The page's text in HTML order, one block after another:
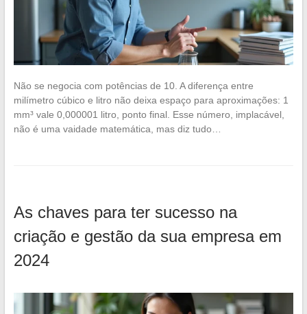
Não se negocia com potências de 10. A diferença entre
milímetro cúbico e litro não deixa espaço para aproximações: 1
mm³ vale 0,000001 litro, ponto final. Esse número, implacável,
não é uma vaidade matemática, mas diz tudo…
As chaves para ter sucesso na
criação e gestão da sua empresa em
2024